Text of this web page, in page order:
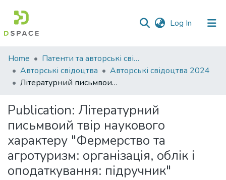
Log In (current)
Communities
&
Collections
Statistics
Home
Патенти та авторські свідоцтва
Авторські свідоцтва
Авторські свідоцтва 2024
Літературний письмвоий твір наукового характеру "Фермерство та агротуризм: організація, облік і оподаткування: підручник"
Publication: Літературний
письмвоий твір наукового
характеру "Фермерство та
агротуризм: організація, облік і
оподаткування: підручник"